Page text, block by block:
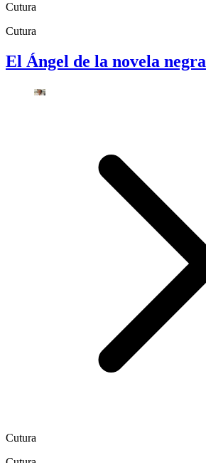
Cutura
Cutura
El Ángel de la novela negra
Cutura